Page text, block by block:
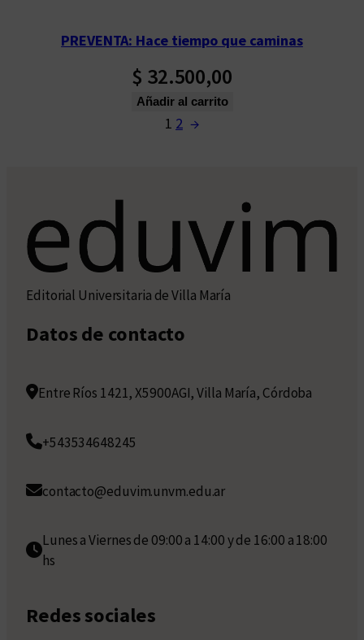
PREVENTA: Hace tiempo que caminas
$ 32.500,00
Añadir al carrito
1 2 →
Editorial Universitaria de Villa María
Datos de contacto
Entre Ríos 1421, X5900AGI, Villa María, Córdoba
+543534648245
contacto@eduvim.unvm.edu.ar
Lunes a Viernes de 09:00 a 14:00 y de 16:00 a 18:00
hs
Redes sociales